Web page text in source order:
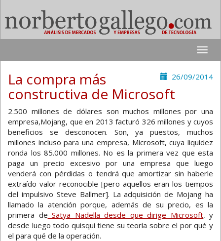
Toggle
26/09/2014
La compra más
constructiva de Microsoft
2.500 millones de dólares son muchos millones por una
empresa,Mojang, que en 2013 facturó 326 millones y cuyos
beneficios se desconocen. Son, ya puestos, muchos
millones incluso para una empresa, Microsoft, cuya liquidez
ronda los 85.000 millones. No es la primera vez que esta
paga un precio excesivo por una empresa que luego
venderá con pérdidas o tendrá que amortizar sin haberle
extraído valor reconocible [pero aquellos eran los tiempos
del impulsivo Steve Ballmer]. La adquisición de Mojang ha
llamado la atención porque, además de su precio, es la
primera de Satya Nadella desde que dirige Microsoft, y
desde luego todo quisqui tiene su teoría sobre el por qué y
el para qué de la operación.